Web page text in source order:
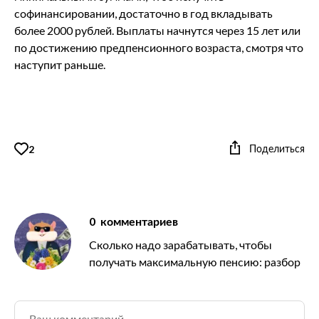
софинансировании, достаточно в год вкладывать
более 2000 рублей. Выплаты начнутся через 15 лет или
по достижению предпенсионного возраста, смотря что
наступит раньше.
2 Поделиться
0 комментариев
Сколько надо зарабатывать, чтобы
получать максимальную пенсию: разбор